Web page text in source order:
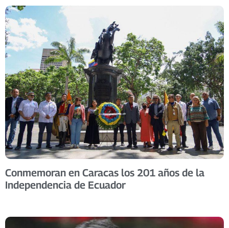
Conmemoran en Caracas los 201 años de la
Independencia de Ecuador